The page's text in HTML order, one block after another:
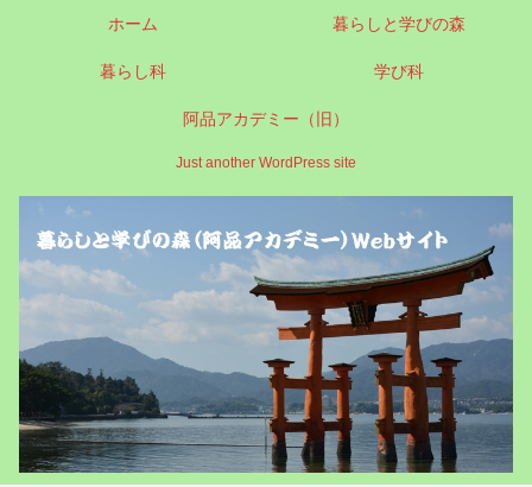
Just another WordPress site
ホーム 暮らしと学びの森
暮らし科 学び科
阿品アカデミー（旧）